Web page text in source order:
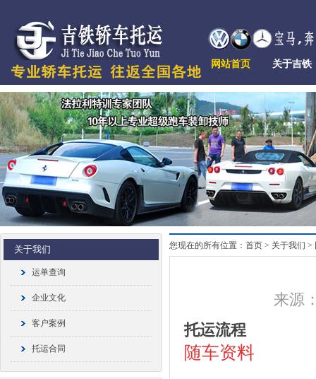
网站首页 关于吉铁
关于我们
运单查询
企业文化
客户案例
托运合同
您现在的所有位置：首页 > 关于我们 >
来源
托运流程
随车资料